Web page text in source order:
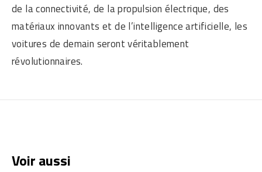
de la connectivité, de la propulsion électrique, des
matériaux innovants et de l’intelligence artificielle, les
voitures de demain seront véritablement
révolutionnaires.
Voir aussi